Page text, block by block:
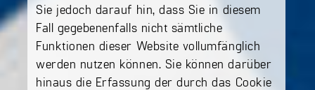
Sie jedoch darauf hin, dass Sie in diesem
Fall gegebenenfalls nicht sämtliche
Funktionen dieser Website vollumfänglich
werden nutzen können. Sie können darüber
hinaus die Erfassung der durch das Cookie